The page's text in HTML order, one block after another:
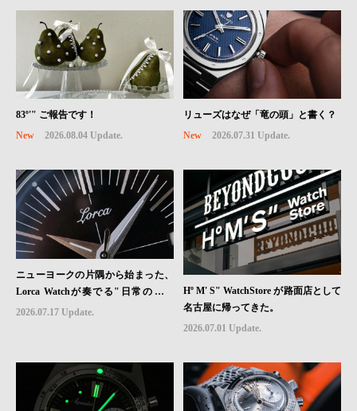
83º'" ご報告です！
New
2026.08.04 Update.
リューズはなぜ「竜の頭」と書く？
New
2026.07.31 Update.
ニューヨークの片隅から始まった、
Lorca Watchが奏でる"日常のロマ
ン"｜Brand Picks #08
2026.07.17 Update.
Hº M' S" WatchStore が路面店として
名古屋に帰ってきた。
2026.07.01 Update.